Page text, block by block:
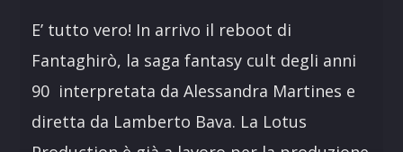
E’ tutto vero! In arrivo il reboot di
Fantaghirò, la saga fantasy cult degli anni
90 interpretata da Alessandra Martines e
diretta da Lamberto Bava. La Lotus